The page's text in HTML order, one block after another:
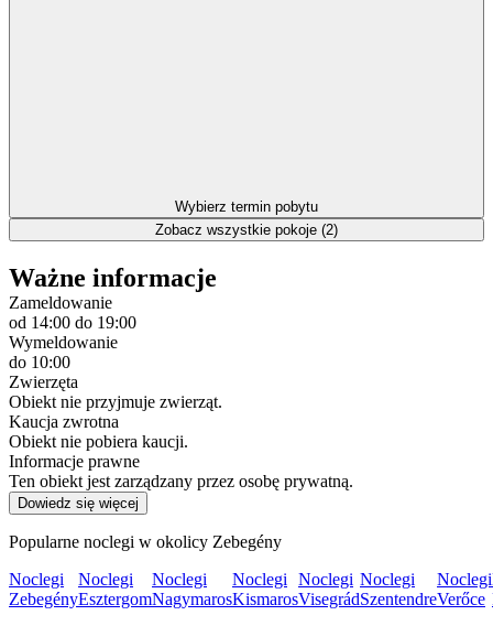
Wybierz termin pobytu
Zobacz wszystkie pokoje (2)
Ważne informacje
Zameldowanie
od 14:00 do 19:00
Wymeldowanie
do 10:00
Zwierzęta
Obiekt nie przyjmuje zwierząt.
Kaucja zwrotna
Obiekt nie pobiera kaucji.
Informacje prawne
Ten obiekt jest zarządzany przez osobę prywatną.
Dowiedz się więcej
Popularne noclegi w okolicy Zebegény
Noclegi
Zebegény
Noclegi
Esztergom
Noclegi
Nagymaros
Noclegi
Kismaros
Noclegi
Visegrád
Noclegi
Szentendre
Noclegi
Verőce